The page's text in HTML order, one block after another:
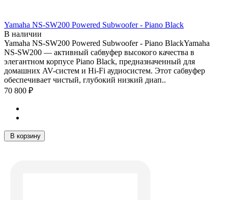
Yamaha NS-SW200 Powered Subwoofer - Piano Black
В наличии
Yamaha NS-SW200 Powered Subwoofer - Piano BlackYamaha
NS-SW200 — активный сабвуфер высокого качества в
элегантном корпусе Piano Black, предназначенный для
домашних AV-систем и Hi-Fi аудиосистем. Этот сабвуфер
обеспечивает чистый, глубокий низкий диап..
70 800 ₽
В корзину